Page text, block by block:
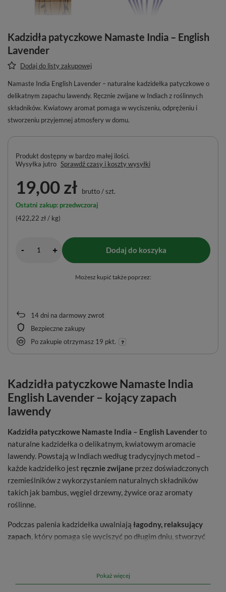
Kadzidła patyczkowe Namaste India – English
Lavender
Dodaj do listy zakupowej
Namaste India English Lavender – naturalne kadzidełka patyczkowe o
delikatnym zapachu lawendy. Ręcznie zwijane w Indiach z roślinnych
składników. Kwiatowy aromat pomaga w wyciszeniu, odprężeniu i
stworzeniu przyjemnej atmosfery w domu.
14dni na darmowy zwrot
Bezpieczne zakupy
Po zakupie otrzymasz 19 pkt.
Produkt dostępny w bardzo małej ilości
Wysyłka jutro Sprawdź czasy i koszty wysyłki
19,00 zł brutto/szt.
Ostatni zakup: przedwczoraj
(422,22 zł / kg)
- + Dodaj do koszyka
Możesz kupić także poprzez:
Kadzidła patyczkowe Namaste India
English Lavender – kojący zapach
lawendy
Kadzidła patyczkowe Namaste India – English Lavenderto
naturalne kadzidełka o delikatnym, kwiatowym aromacie
lawendy. Powstają w Indiach według tradycyjnych metod –
każde kadzidełko jest ręcznie zwijane przez doświadczonych
rzemieślników z wykorzystaniem naturalnych składników
takich jak bambus, węgiel drzewny, żywice oraz aromaty
roślinne.
Podczas palenia kadzidełka uwalniają łagodny, relaksujący
zapach, który pomaga się wyciszyć po długim dniu, stworzyć
spokojem i harmonią, dlatego aromat tych kadzideł doskonale
sprawdzi się podczas wieczornego odpoczynku, czytania książki,
Pokaż więcej